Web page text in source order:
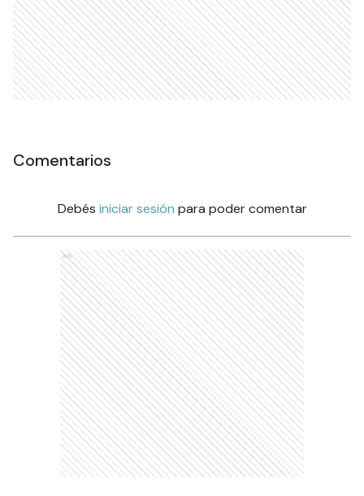
Comentarios
Debés iniciar sesión para poder comentar
Ads